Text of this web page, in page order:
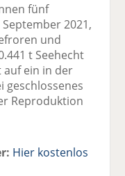
te
il
e
n
e
n
d
n
fünf
2021,
und
t Seehecht
auf ein in der
geschlossenes
Reproduktion
Hier kostenlos